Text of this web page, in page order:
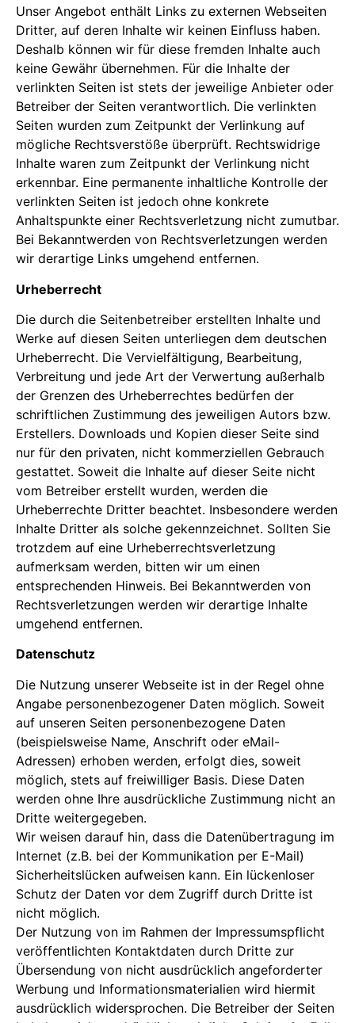
Unser Angebot enthält Links zu externen Webseiten
Dritter, auf deren Inhalte wir keinen Einfluss haben.
Deshalb können wir für diese fremden Inhalte auch
keine Gewähr übernehmen. Für die Inhalte der
verlinkten Seiten ist stets der jeweilige Anbieter oder
Betreiber der Seiten verantwortlich. Die verlinkten
Seiten wurden zum Zeitpunkt der Verlinkung auf
mögliche Rechtsverstöße überprüft. Rechtswidrige
Inhalte waren zum Zeitpunkt der Verlinkung nicht
erkennbar. Eine permanente inhaltliche Kontrolle der
verlinkten Seiten ist jedoch ohne konkrete
Anhaltspunkte einer Rechtsverletzung nicht zumutbar.
Bei Bekanntwerden von Rechtsverletzungen werden
wir derartige Links umgehend entfernen.
Urheberrecht
Die durch die Seitenbetreiber erstellten Inhalte und
Werke auf diesen Seiten unterliegen dem deutschen
Urheberrecht. Die Vervielfältigung, Bearbeitung,
Verbreitung und jede Art der Verwertung außerhalb
der Grenzen des Urheberrechtes bedürfen der
schriftlichen Zustimmung des jeweiligen Autors bzw.
Erstellers. Downloads und Kopien dieser Seite sind
nur für den privaten, nicht kommerziellen Gebrauch
gestattet. Soweit die Inhalte auf dieser Seite nicht
vom Betreiber erstellt wurden, werden die
Urheberrechte Dritter beachtet. Insbesondere werden
Inhalte Dritter als solche gekennzeichnet. Sollten Sie
trotzdem auf eine Urheberrechtsverletzung
aufmerksam werden, bitten wir um einen
entsprechenden Hinweis. Bei Bekanntwerden von
Rechtsverletzungen werden wir derartige Inhalte
umgehend entfernen.
Datenschutz
Die Nutzung unserer Webseite ist in der Regel ohne
Angabe personenbezogener Daten möglich. Soweit
auf unseren Seiten personenbezogene Daten
(beispielsweise Name, Anschrift oder eMail-
Adressen) erhoben werden, erfolgt dies, soweit
möglich, stets auf freiwilliger Basis. Diese Daten
werden ohne Ihre ausdrückliche Zustimmung nicht an
Dritte weitergegeben.
Wir weisen darauf hin, dass die Datenübertragung im
Internet (z.B. bei der Kommunikation per E-Mail)
Sicherheitslücken aufweisen kann. Ein lückenloser
Schutz der Daten vor dem Zugriff durch Dritte ist
nicht möglich.
Der Nutzung von im Rahmen der Impressumspflicht
veröffentlichten Kontaktdaten durch Dritte zur
Übersendung von nicht ausdrücklich angeforderter
Werbung und Informationsmaterialien wird hiermit
ausdrücklich widersprochen. Die Betreiber der Seiten